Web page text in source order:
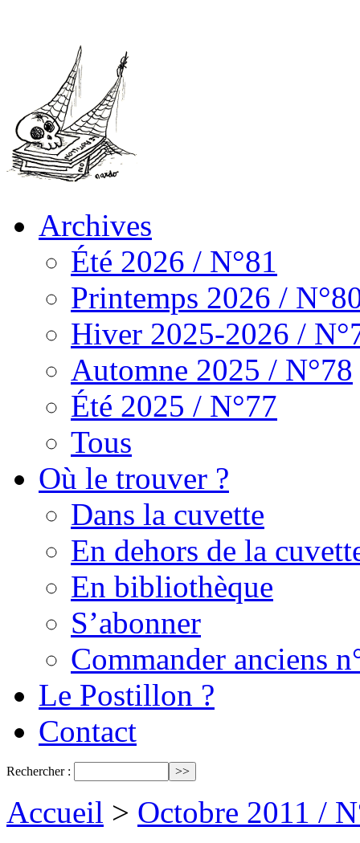
Archives
Été 2026 / N°81
Printemps 2026 /
Hiver 2025-2026 /
Automne 2025 / N°78
Été 2025 / N°77
Tous
Où le trouver ?
Dans la cuvette
En dehors de la
En bibliothèque
S’abonner
Commander anciens
Le Postillon ?
Contact
Rechercher :
Accueil > Octobre 2011 /